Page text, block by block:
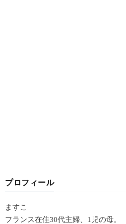
プロフィール
ますこ
フランス在住30代主婦、1児の母。